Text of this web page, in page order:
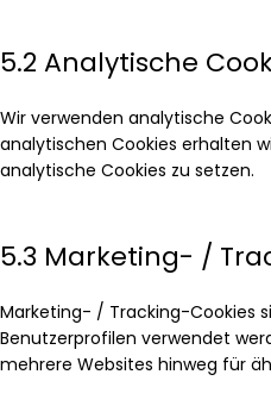
5.2 Analytische
Wir verwenden analytische
analytischen Cookies erhalten
analytische Cookies zu setzen.
5.3 Marketing- /
Marketing- / Tracking-Cookies
Benutzerprofilen verwendet
mehrere Websites hinweg für